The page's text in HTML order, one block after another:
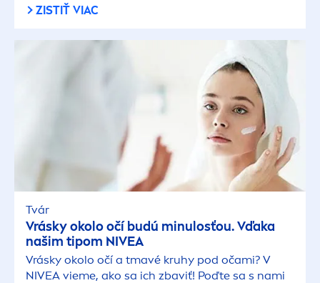
ZISTIŤ VIAC
Tvár
Vrásky okolo očí budú minulosťou. Vďaka
našim tipom NIVEA
Vrásky okolo očí a tmavé kruhy pod očami? V
NIVEA vieme, ako sa ich zbaviť! Poďte sa s nami